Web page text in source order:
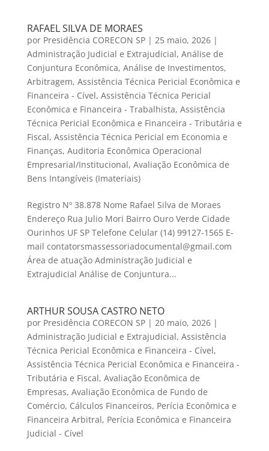
RAFAEL SILVA DE MORAES
por Presidência CORECON SP| 25 maio, 2026|
Administração Judicial e Extrajudicial, Análise de
Conjuntura Econômica, Análise de Investimentos,
Arbitragem, Assistência Técnica Pericial Econômica e
Financeira - Cível, Assistência Técnica Pericial
Econômica e Financeira - Trabalhista, Assistência
Técnica Pericial Econômica e Financeira - Tributária e
Fiscal, Assistência Técnica Pericial em Economia e
Finanças, Auditoria Econômica Operacional
Empresarial/Institucional, Avaliação Econômica de
Bens Intangíveis (Imateriais)
Registro Nº 38.878 Nome Rafael Silva de Moraes
Endereço Rua Julio Mori Bairro Ouro Verde Cidade
Ourinhos UF SP Telefone Celular (14) 99127-1565 E-
mail contatorsmassessoriadocumental@gmail.com
Área de atuação Administração Judicial e
Extrajudicial Análise de Conjuntura...
ARTHUR SOUSA CASTRO NETO
por Presidência CORECON SP| 20 maio, 2026|
Administração Judicial e Extrajudicial, Assistência
Técnica Pericial Econômica e Financeira - Cível,
Assistência Técnica Pericial Econômica e Financeira -
Tributária e Fiscal, Avaliação Econômica de
Empresas, Avaliação Econômica de Fundo de
Comércio, Cálculos Financeiros, Perícia Econômica e
Financeira Arbitral, Perícia Econômica e Financeira
Judicial - Cível